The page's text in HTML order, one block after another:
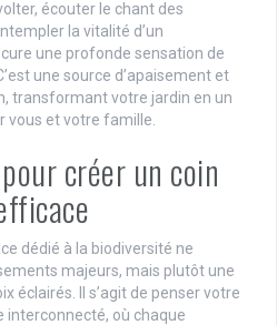
écouter le chant des
la vitalité d’un
une profonde sensation de
une source d’apaisement et
transformant votre jardin en un
vous et votre famille.
créer un coin
dédié à la biodiversité ne
majeurs, mais plutôt une
éclairés. Il s’agit de penser votre
interconnecté, où chaque